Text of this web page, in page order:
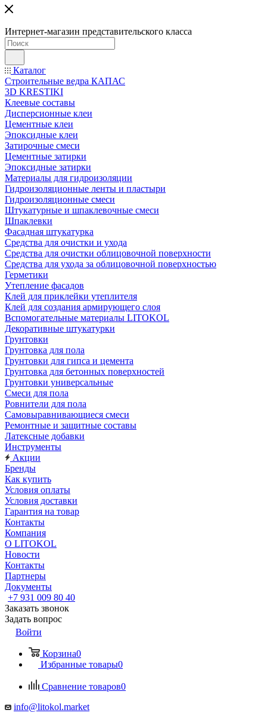
Интернет-магазин представительского класса
Каталог
Строительные ведра КАПАС
3D KRESTIKI
Клеевые составы
Дисперсионные клеи
Цементные клеи
Эпоксидные клеи
Затирочные смеси
Цементные затирки
Эпоксидные затирки
Материалы для гидроизоляции
Гидроизоляционные ленты и пластыри
Гидроизоляционные смеси
Штукатурные и шпаклевочные смеси
Шпаклевки
Фасадная штукатурка
Средства для очистки и ухода
Средства для очистки облицовочной поверхности
Средства для ухода за облицовочной поверхностью
Герметики
Утепление фасадов
Клей для приклейки утеплителя
Клей для создания армирующего слоя
Вспомогательные материалы LITOKOL
Декоративные штукатурки
Грунтовки
Грунтовка для пола
Грунтовки для гипса и цемента
Грунтовка для бетонных поверхностей
Грунтовки универсальные
Смеси для пола
Ровнители для пола
Самовыравнивающиеся смеси
Ремонтные и защитные составы
Латексные добавки
Инструменты
Акции
Бренды
Как купить
Условия оплаты
Условия доставки
Гарантия на товар
Контакты
Компания
О LITOKOL
Новости
Контакты
Партнеры
Документы
+7 931 009 80 40
Заказать звонок
Задать вопрос
Войти
Корзина0
Избранные товары0
Сравнение товаров0
info@litokol.market